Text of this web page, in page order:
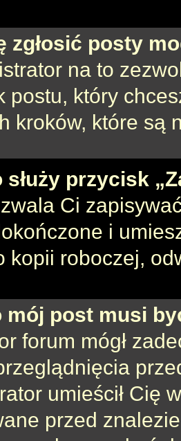
zgłosić posty
na to
postu, który
kroków, które są
służy przycisk
Ci
i
kopii roboczej,
mój post musi
forum mógł
umieścił Cię
przed